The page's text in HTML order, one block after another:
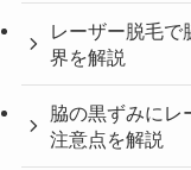
レーザー脱毛で
界を解説
脇の黒ずみにレ
注意点を解説